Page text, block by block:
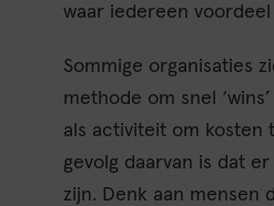
waar iedereen
Sommige organisaties
methode om snel
als activiteit om kosten
gevolg daarvan is dat
zijn. Denk aan mensen